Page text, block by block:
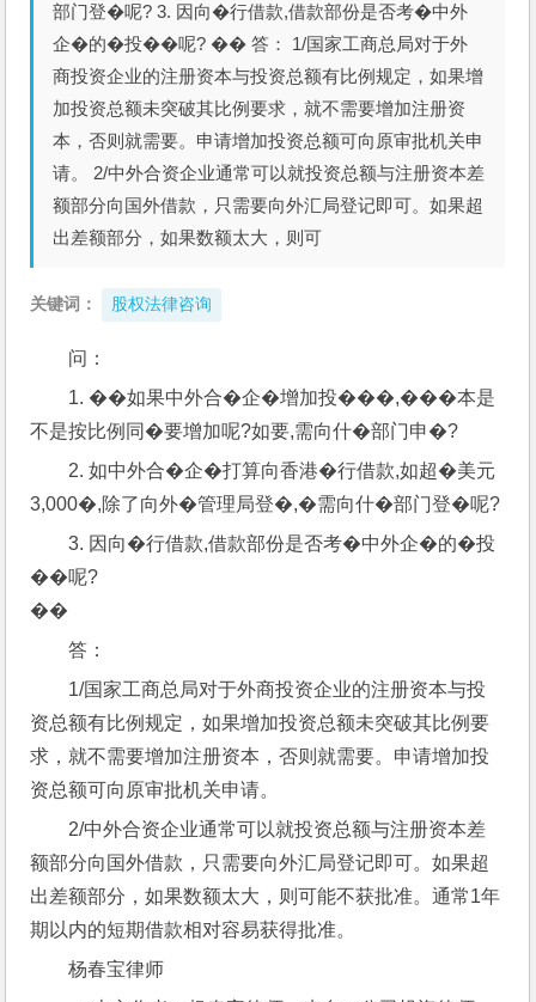
部门登�呢? 3. 因向�行借款,借款部份是否考�中外
企�的�投��呢? �� 答： 1/国家工商总局对于外
商投资企业的注册资本与投资总额有比例规定，如果增
加投资总额未突破其比例要求，就不需要增加注册资
本，否则就需要。申请增加投资总额可向原审批机关申
请。 2/中外合资企业通常可以就投资总额与注册资本差
额部分向国外借款，只需要向外汇局登记即可。如果超
出差额部分，如果数额太大，则可
关键词： 股权法律咨询
问：
1. ��如果中外合�企�增加投���,���本是
不是按比例同�要增加呢?如要,需向什�部门申�?
2. 如中外合�企�打算向香港�行借款,如超�美元
3. 因向�行借款,借款部份是否考�中外企�的�投
��呢?
��
答：
1/国家工商总局对于外商投资企业的注册资本与投
资总额有比例规定，如果增加投资总额未突破其比例要
求，就不需要增加注册资本，否则就需要。申请增加投
资总额可向原审批机关申请。
2/中外合资企业通常可以就投资总额与注册资本差
额部分向国外借款，只需要向外汇局登记即可。如果超
出差额部分，如果数额太大，则可能不获批准。通常1年
期以内的短期借款相对容易获得批准。
杨春宝律师